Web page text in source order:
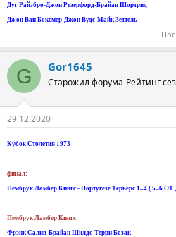
Дуг Райзбро-Джон Резерфорд-Брайан Шортрид
Джон Ван Боксмер-Джон Вудс-Майк Зеттель
G Gor1645
Старожил форума Рейтинг
29.12.2020
Кубок Столетия 1973
финал:
Пембрук Ламбер Кингс - Португезе Терьерс 1–4 ( 5–6 ОТ
Пембрук Ламбер Кингс:
Фрэнк Салив-Брайан Шилдс-Терри Бозак